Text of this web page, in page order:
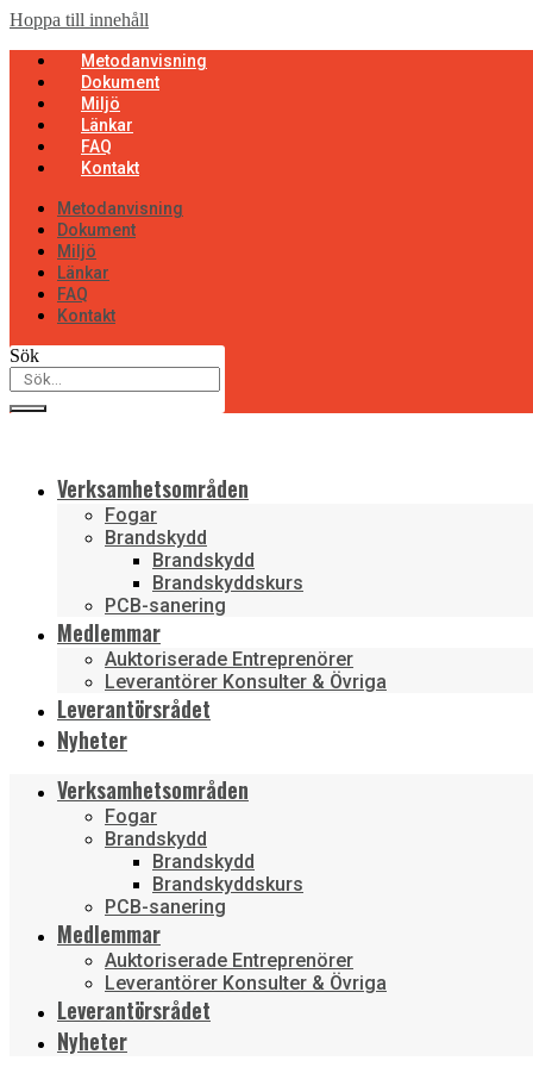
Hoppa till innehåll
Metodanvisning
Dokument
Miljö
Länkar
FAQ
Kontakt
Metodanvisning
Dokument
Miljö
Länkar
FAQ
Kontakt
Sök
Verksamhetsområden
Fogar
Brandskydd
Brandskydd
Brandskyddskurs
PCB-sanering
Medlemmar
Auktoriserade Entreprenörer
Leverantörer Konsulter & Övriga
Leverantörsrådet
Nyheter
Verksamhetsområden
Fogar
Brandskydd
Brandskydd
Brandskyddskurs
PCB-sanering
Medlemmar
Auktoriserade Entreprenörer
Leverantörer Konsulter & Övriga
Leverantörsrådet
Nyheter